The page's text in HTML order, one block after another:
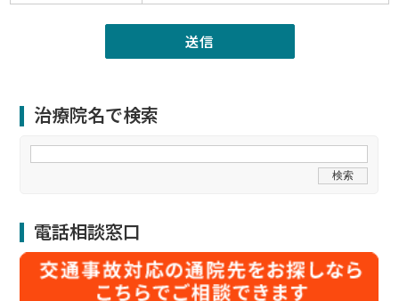
治療院名で検索
電話相談窓口